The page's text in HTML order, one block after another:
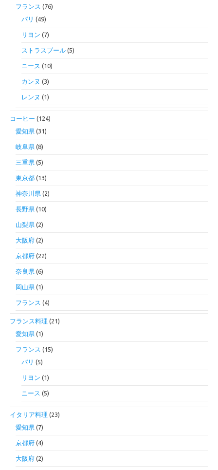
フランス (76)
パリ (49)
リヨン (7)
ストラスブール (5)
ニース (10)
カンヌ (3)
レンヌ (1)
コーヒー (124)
愛知県 (31)
岐阜県 (8)
三重県 (5)
東京都 (13)
神奈川県 (2)
長野県 (10)
山梨県 (2)
大阪府 (2)
京都府 (22)
奈良県 (6)
岡山県 (1)
フランス (4)
フランス料理 (21)
愛知県 (1)
フランス (15)
パリ (5)
リヨン (1)
ニース (5)
イタリア料理 (23)
愛知県 (7)
京都府 (4)
大阪府 (2)